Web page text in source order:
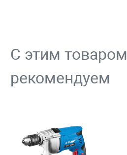
С этим товаром
рекомендуем